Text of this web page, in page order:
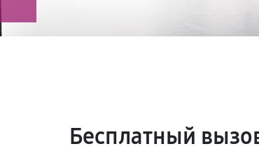
Бесплатный